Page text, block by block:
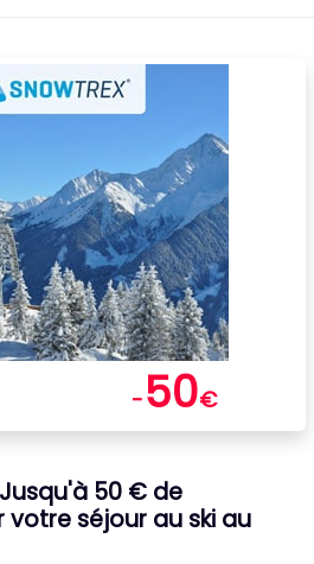
-50€
Jusqu'à 50 € de
votre séjour au ski au